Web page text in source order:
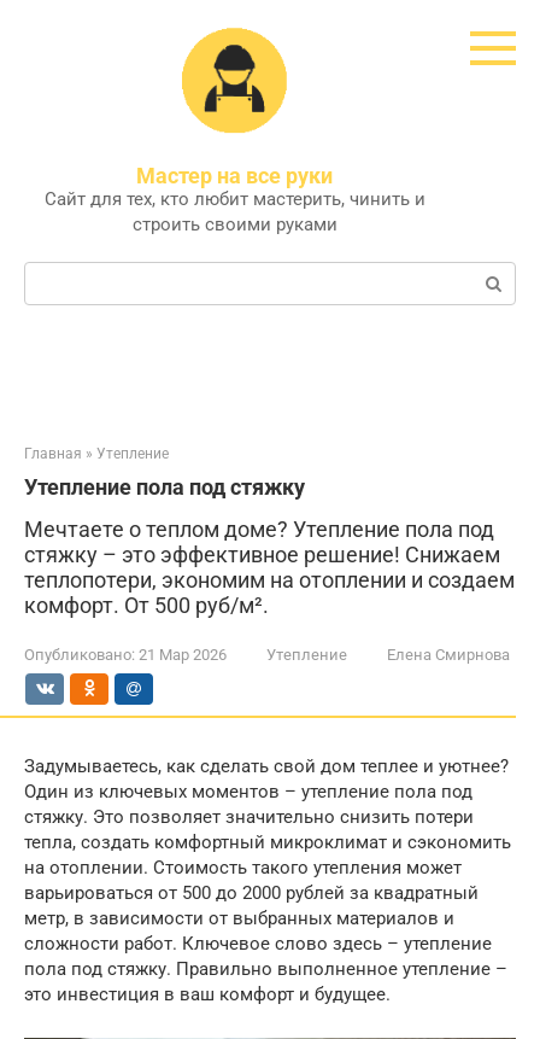
Мастер на все руки
Сайт для тех, кто любит мастерить, чинить и
строить своими руками
Поиск:
Главная » Утепление
Утепление пола под стяжку
Мечтаете о теплом доме? Утепление пола под
стяжку – это эффективное решение! Снижаем
теплопотери, экономим на отоплении и создаем
комфорт. От 500 руб/м².
Опубликовано: 21 Мар 2026 Утепление Елена Смирнова
Задумываетесь, как сделать свой дом теплее и уютнее?
Один из ключевых моментов – утепление пола под
стяжку. Это позволяет значительно снизить потери
тепла, создать комфортный микроклимат и сэкономить
на отоплении. Стоимость такого утепления может
варьироваться от 500 до 2000 рублей за квадратный
метр, в зависимости от выбранных материалов и
сложности работ. Ключевое слово здесь – утепление
пола под стяжку. Правильно выполненное утепление –
это инвестиция в ваш комфорт и будущее.